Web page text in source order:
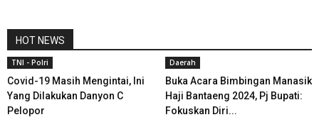
HOT NEWS
TNI - Polri
Covid-19 Masih Mengintai, Ini
Yang Dilakukan Danyon C
Pelopor
Daerah
Buka Acara Bimbingan Manasik
Haji Bantaeng 2024, Pj Bupati:
Fokuskan Diri...